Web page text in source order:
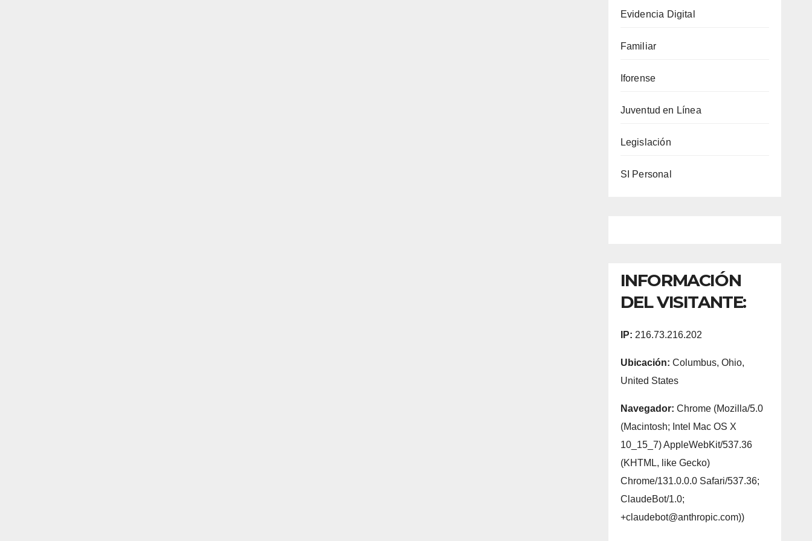
las
Evidencia Digital
Familiar
Iforense
Juventud en Línea
Legislación
SI Personal
INFORMACIÓN
DEL VISITANTE:
IP: 216.73.216.202
Ubicación: Columbus, Ohio,
United States
Navegador: Chrome (Mozilla/5.0
(Macintosh; Intel Mac OS X
10_15_7) AppleWebKit/537.36
(KHTML, like Gecko)
Chrome/131.0.0.0 Safari/537.36;
ClaudeBot/1.0;
+claudebot@anthropic.com))